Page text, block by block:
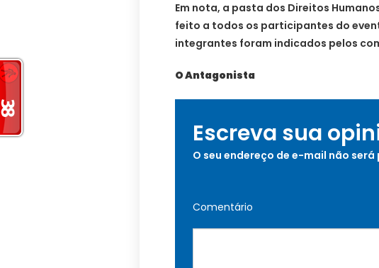
Em nota, a pasta dos Direitos
feito a todos os participantes do
integrantes foram indicados pelos
O Antagonista
Escreva sua
O seu endereço de e-mail não
Comentário